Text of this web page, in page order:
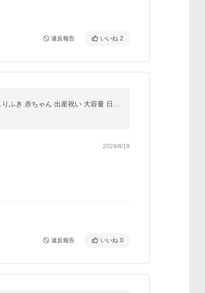
違反報告 いいね 2
2024/4/19
違反報告 いいね 0